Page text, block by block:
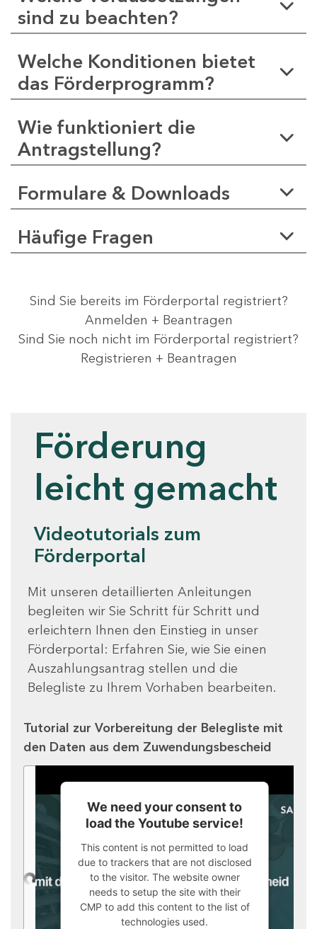
sind zu beachten?
Welche Konditionen bietet
das Förderprogramm?
Wie funktioniert die
Antragstellung?
Formulare & Downloads
Häufige Fragen
Sind Sie bereits im Förderportal registriert?
Anmelden + Beantragen
Sind Sie noch nicht im Förderportal registriert?
Registrieren + Beantragen
Förderung
leicht gemacht
Videotutorials zum
Förderportal
Mit unseren detaillierten Anleitungen
begleiten wir Sie Schritt für Schritt und
erleichtern Ihnen den Einstieg in unser
Förderportal: Erfahren Sie, wie Sie einen
Auszahlungsantrag stellen und die
Belegliste zu Ihrem Vorhaben bearbeiten.
Tutorial zur Vorbereitung der Belegliste mit
den Daten aus dem Zuwendungsbescheid
We need your consent to
load the Youtube service!
This content is not permitted to load
due to trackers that are not disclosed
to the visitor. The website owner
needs to setup the site with their
CMP to add this content to the list of
technologies used.